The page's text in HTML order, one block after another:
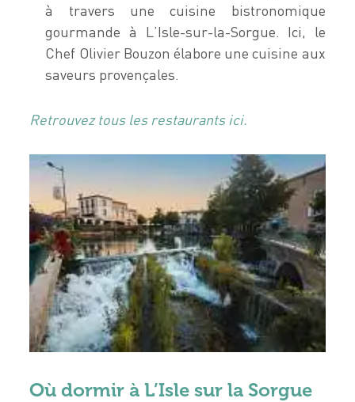
à travers une cuisine bistronomique
gourmande à L’Isle-sur-la-Sorgue. Ici, le
Chef Olivier Bouzon élabore une cuisine aux
saveurs provençales.
Retrouvez tous les restaurants ici.
Où dormir à L’Isle sur la Sorgue